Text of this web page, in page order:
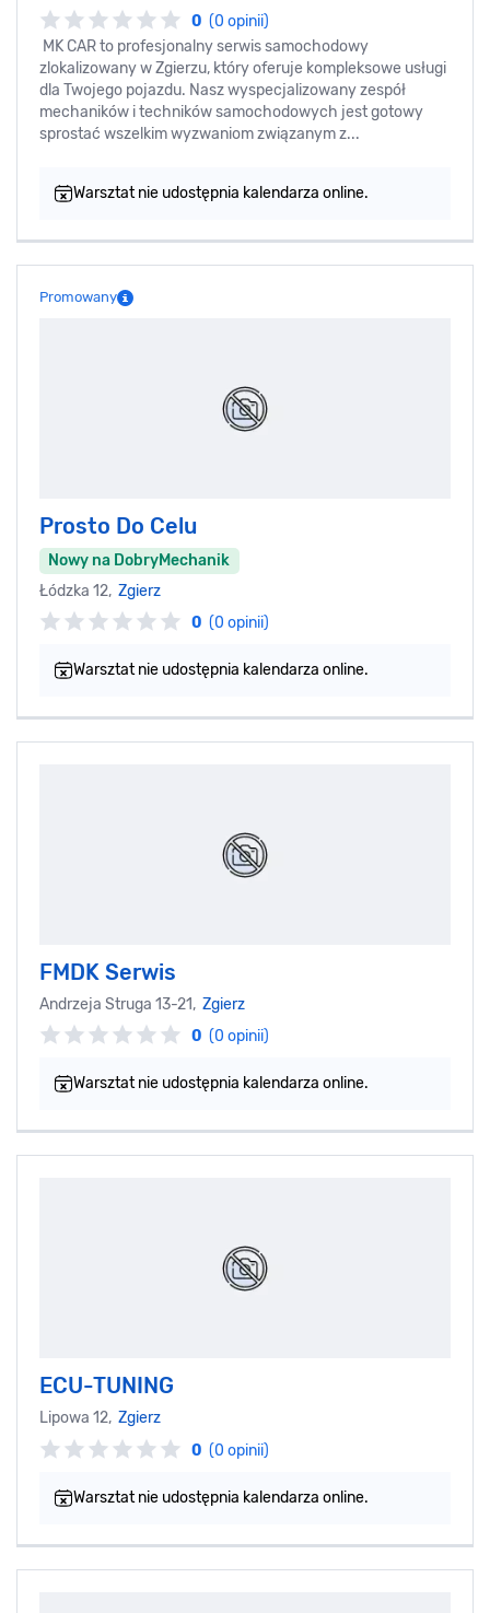
0 (0 opinii)
MK CAR to profesjonalny serwis samochodowy
zlokalizowany w Zgierzu, który oferuje kompleksowe usługi
dla Twojego pojazdu. Nasz wyspecjalizowany zespół
mechaników i techników samochodowych jest gotowy
sprostać wszelkim wyzwaniom związanym z...
Warsztat nie udostępnia kalendarza online.
Promowany
Prosto Do Celu
Nowy na DobryMechanik
Łódzka 12, Zgierz
0 (0 opinii)
Warsztat nie udostępnia kalendarza online.
FMDK Serwis
Andrzeja Struga 13-21, Zgierz
0 (0 opinii)
Warsztat nie udostępnia kalendarza online.
ECU-TUNING
Lipowa 12, Zgierz
0 (0 opinii)
Warsztat nie udostępnia kalendarza online.